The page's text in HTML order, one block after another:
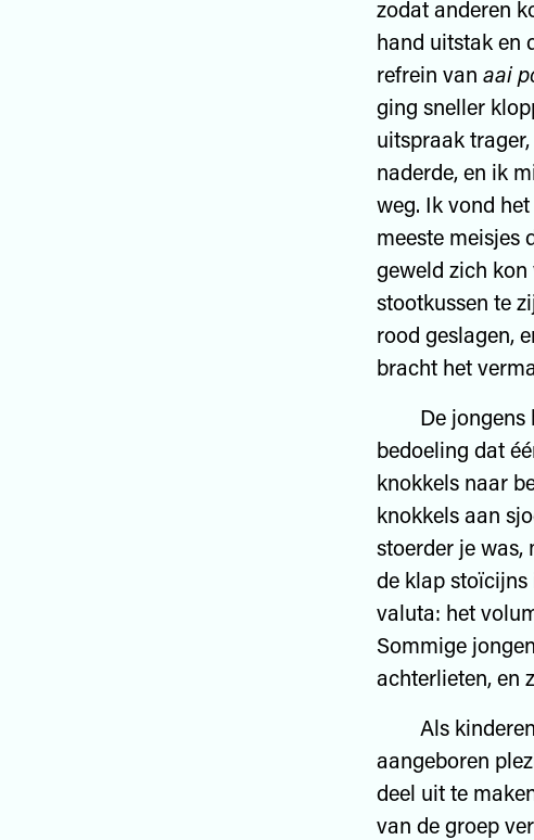
zodat anderen
hand uitstak en
refrein van aai
ging sneller
uitspraak
naderde, en ik
weg. Ik vond
meeste meisjes
geweld zich
stootkussen te
rood geslagen,
bracht het
De jongens
bedoeling dat
knokkels naar
knokkels aan
stoerder je was,
de klap stoïcijns
valuta: het
Sommige
achterlieten, en
Als kinderen
aangeboren
deel uit te
van de groep